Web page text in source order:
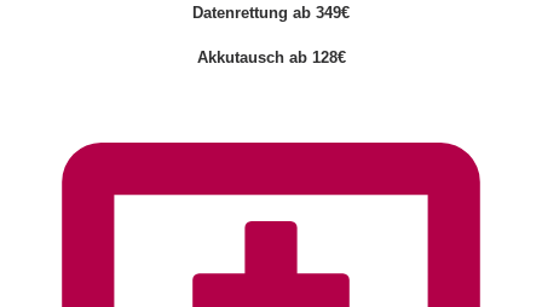
Datenrettung ab 349€
Akkutausch ab 128€